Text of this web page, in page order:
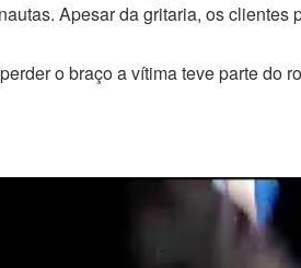
Apesar da gritaria, os clientes
o braço a vítima teve parte do